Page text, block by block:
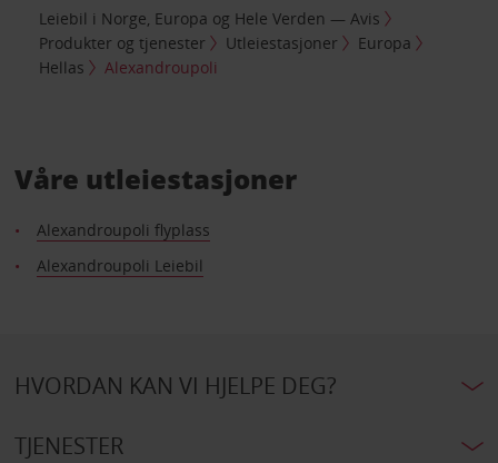
Leiebil i Norge, Europa og Hele Verden — Avis
Produkter og tjenester
Utleiestasjoner
Europa
Hellas
Alexandroupoli
Våre utleiestasjoner
Alexandroupoli flyplass
Alexandroupoli Leiebil
HVORDAN KAN VI HJELPE DEG?
TJENESTER